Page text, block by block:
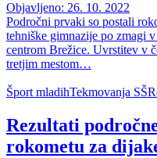
Objavljeno: 26. 10. 2022
Področni prvaki so postali
tehniške gimnazije po zmagi
centrom Brežice. Uvrstitev v
tretjim mestom…
Šport mladihTekmovanja SŠ
Rezultati
rokometu za